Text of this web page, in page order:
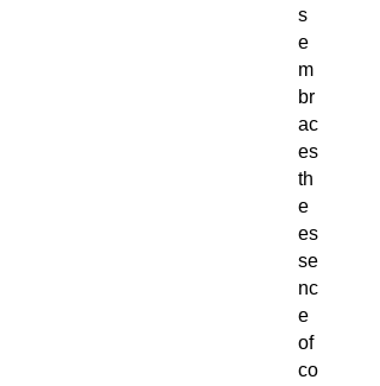
s
e
m
br
ac
es
th
e
es
se
nc
e
of
co